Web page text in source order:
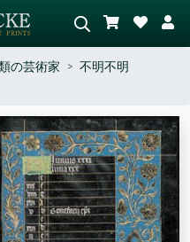
シーンを説明してください – 例：
緑の草原、赤の多い抽象画、暗い
油絵、木のそばの立ち姿のヌー
ド。
の芸術家
不明不明